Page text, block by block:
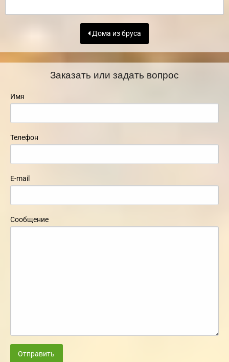
Дома из бруса
Заказать или задать вопрос
Имя
Телефон
E-mail
Сообщение
Отправить